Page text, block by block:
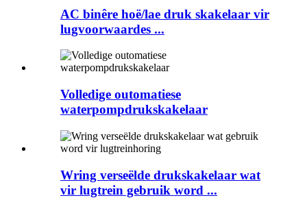
AC binêre hoë/lae druk skakelaar vir
lugvoorwaardes ...
Volledige outomatiese
waterpompdrukskakelaar
Wring verseëlde drukskakelaar wat
vir lugtrein gebruik word ...